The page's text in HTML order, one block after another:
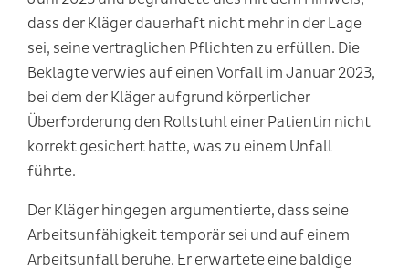
dass der Kläger dauerhaft nicht mehr in der Lage
sei, seine vertraglichen Pflichten zu erfüllen. Die
Beklagte verwies auf einen Vorfall im Januar 2023,
bei dem der Kläger aufgrund körperlicher
Überforderung den Rollstuhl einer Patientin nicht
korrekt gesichert hatte, was zu einem Unfall
führte.
Der Kläger hingegen argumentierte, dass seine
Arbeitsunfähigkeit temporär sei und auf einem
Arbeitsunfall beruhe. Er erwartete eine baldige